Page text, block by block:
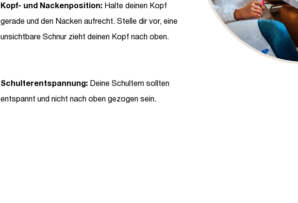
Kopf- und Nackenposition:Halte deinen Kopf
gerade und den Nacken aufrecht. Stelle dir vor, eine
unsichtbare Schnur zieht deinen Kopf nach oben.
Schulterentspannung:Deine Schultern sollten
entspannt und nicht nach oben gezogen sein.